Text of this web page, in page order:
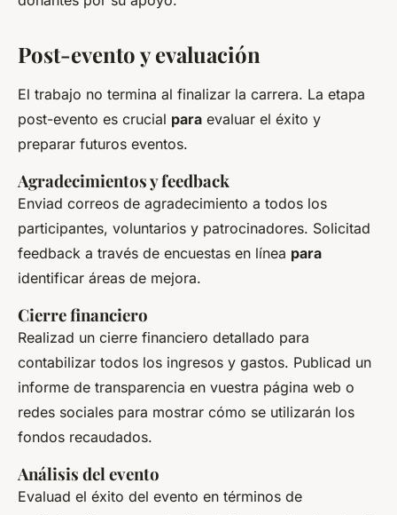
Post-evento y evaluación
El trabajo no termina al finalizar la carrera. La etapa
post-evento es crucial para evaluar el éxito y
preparar futuros eventos.
Agradecimientos y feedback
Enviad correos de agradecimiento a todos los
participantes, voluntarios y patrocinadores. Solicitad
feedback a través de encuestas en línea para
identificar áreas de mejora.
Cierre financiero
Realizad un cierre financiero detallado para
contabilizar todos los ingresos y gastos. Publicad un
informe de transparencia en vuestra página web o
redes sociales para mostrar cómo se utilizarán los
fondos recaudados.
Análisis del evento
Evaluad el éxito del evento en términos de